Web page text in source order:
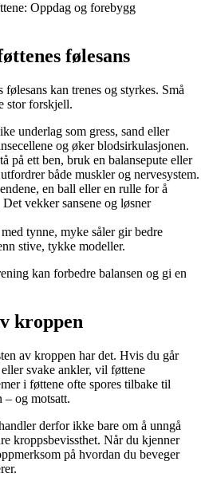
Oppdag og forebygg
følesans
kan trenes og styrkes. Små
stor forskjell.
underlag som gress, sand eller
og øker blodsirkulasjonen.
på ett ben, bruk en balansepute eller
både muskler og nervesystem.
en ball eller en rulle for å
vekker sansene og løsner
tynne, myke såler gir bedre
stive, tykke modeller.
kan forbedre balansen og gi en
kroppen
av kroppen har det. Hvis du går
svake ankler, vil føttene
i føttene ofte spores tilbake til
– og motsatt.
derfor ikke bare om å unngå
kroppsbevissthet. Når du kjenner
på hvordan du beveger